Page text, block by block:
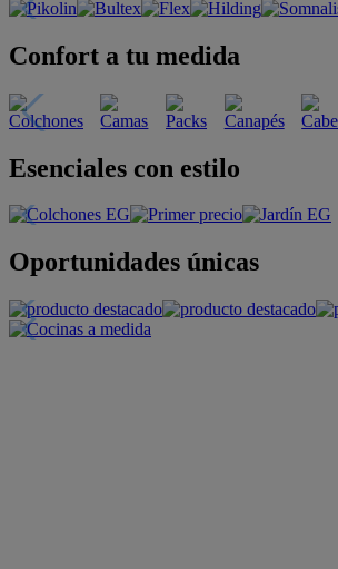
Confort a tu medida
Esenciales con estilo
Oportunidades únicas